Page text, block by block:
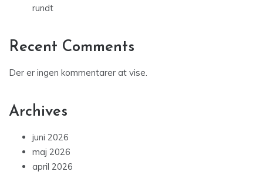
rundt
Recent Comments
Der er ingen kommentarer at vise.
Archives
juni 2026
maj 2026
april 2026